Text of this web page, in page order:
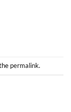
permalink.